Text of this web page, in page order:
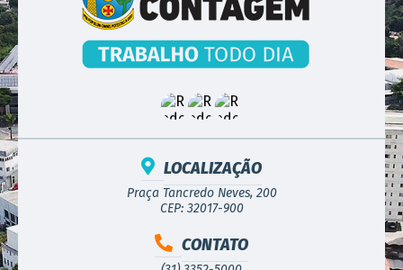
LOCALIZAÇÃO
Praça Tancredo Neves, 200
CEP: 32017-900
CONTATO